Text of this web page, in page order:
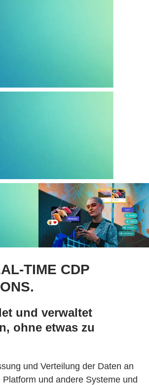
TIME CDP
und verwaltet
ohne etwas zu
und Verteilung der Daten an
und andere Systeme und